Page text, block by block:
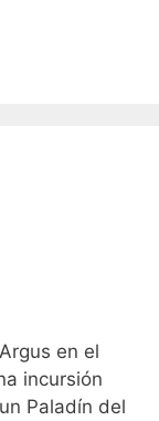
en el
incursión
Paladín del